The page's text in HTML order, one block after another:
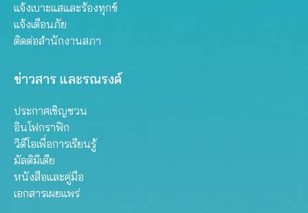
แจ้งเบาะแสและร้องทุกข์
แจ้งเตือนภัย
ติดต่อสำนักงานสภา
ข่าวสาร และรณรงค์
ประกาศเชิญชวน
อินโฟกราฟิก
วิดีโอเพื่อการเรียนรู้
มัลติมีเดีย
หนังสือและคู่มือ
เอกสารเผยแพร่